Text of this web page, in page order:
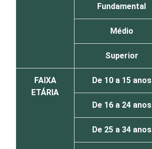
Fundamental
Médio
Superior
FAIXA
ETÁRIA
De 10 a 15 anos
De 16 a 24 anos
De 25 a 34 anos